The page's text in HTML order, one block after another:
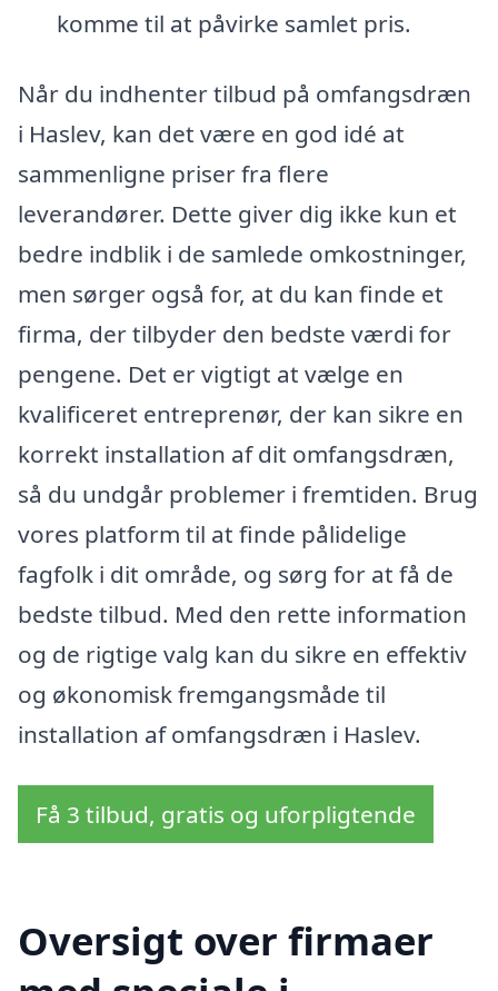
komme til at påvirke samlet pris.
Når du indhenter tilbud på omfangsdræn
i Haslev, kan det være en god idé at
sammenligne priser fra flere
leverandører. Dette giver dig ikke kun et
bedre indblik i de samlede omkostninger,
men sørger også for, at du kan finde et
firma, der tilbyder den bedste værdi for
pengene. Det er vigtigt at vælge en
kvalificeret entreprenør, der kan sikre en
korrekt installation af dit omfangsdræn,
så du undgår problemer i fremtiden. Brug
vores platform til at finde pålidelige
fagfolk i dit område, og sørg for at få de
bedste tilbud. Med den rette information
og de rigtige valg kan du sikre en effektiv
og økonomisk fremgangsmåde til
installation af omfangsdræn i Haslev.
Få 3 tilbud, gratis og uforpligtende
Oversigt over firmaer